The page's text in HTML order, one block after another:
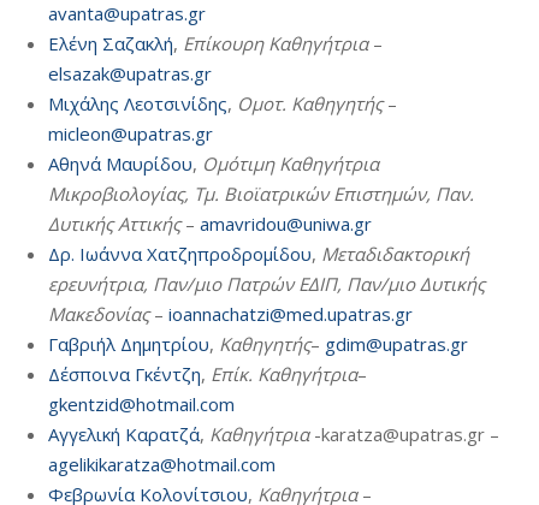
avanta@upatras.gr
Ελένη Σαζακλή, Επίκουρη Καθηγήτρια–
elsazak@upatras.gr
Μιχάλης Λεοτσινίδης, Ομοτ. Καθηγητής–
micleon@upatras.gr
Αθηνά Μαυρίδου, Ομότιμη Καθηγήτρια
Μικροβιολογίας, Τμ. Βιοϊατρικών Επιστημών, Παν.
Δυτικής Αττικής– amavridou@uniwa.gr
Δρ. Ιωάννα Χατζηπροδρομίδου, Μεταδιδακτορική
ερευνήτρια, Παν/μιο Πατρών ΕΔΙΠ, Παν/μιο Δυτικής
Μακεδονίας– ioannachatzi@med.upatras.gr
Γαβριήλ Δημητρίου, Καθηγητής– gdim@upatras.gr
Δέσποινα Γκέντζη, Eπίκ. Καθηγήτρια–
gkentzid@hotmail.com
Αγγελική Καρατζά, Καθηγήτρια-karatza@upatras.gr –
agelikikaratza@hotmail.com
Φεβρωνία Κολονίτσιου, Καθηγήτρια–